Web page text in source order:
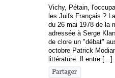
Vichy, Pétain,
les Juifs Français ?
du 26 mai 1978 de la
adressée à Serge
de clore un "débat"
octobre Patrick
littérature. Il entre [...]